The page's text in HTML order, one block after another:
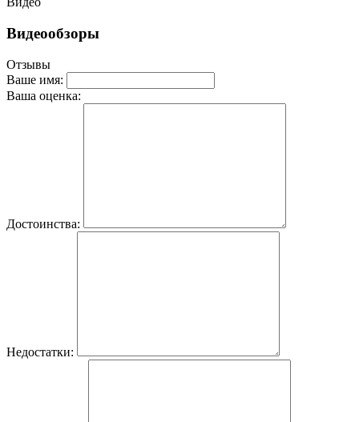
Видеообзоры
Отзывы
Ваше имя:
Ваша оценка:
Достоинства:
Недостатки: